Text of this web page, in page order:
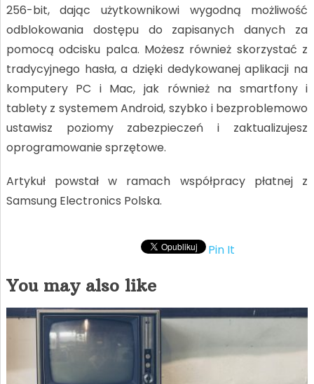
256-bit, dając użytkownikowi wygodną możliwość
odblokowania dostępu do zapisanych danych za
pomocą odcisku palca. Możesz również skorzystać z
tradycyjnego hasła, a dzięki dedykowanej aplikacji na
komputery PC i Mac, jak również na smartfony i
tablety z systemem Android, szybko i bezproblemowo
ustawisz poziomy zabezpieczeń i zaktualizujesz
oprogramowanie sprzętowe.
Artykuł powstał w ramach współpracy płatnej z
Samsung Electronics Polska.
Pin It
You may also like